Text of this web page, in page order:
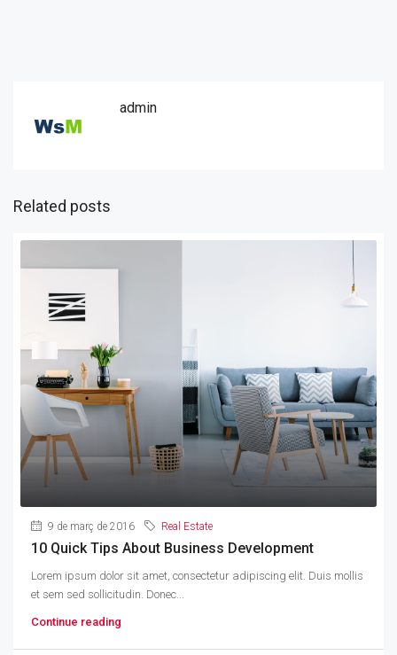
admin
Related posts
9 de març de 2016 Real Estate
10 Quick Tips About Business Development
Lorem ipsum dolor sit amet, consectetur adipiscing elit. Duis mollis
et sem sed sollicitudin. Donec...
Continue reading